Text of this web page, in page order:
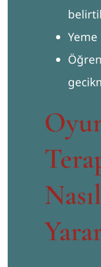
Nasıl